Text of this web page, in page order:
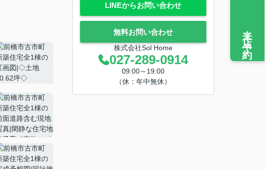
LINEからお問い合わせ
無料お問い合わせ
株式会社Sol Home
027-289-0914
09:00～19:00
（休：年中無休）
来店予約